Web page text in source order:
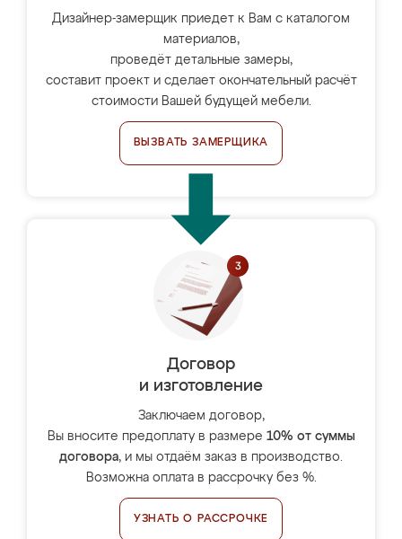
Дизайнер-замерщик приедет к Вам с каталогом
материалов,
проведёт детальные замеры,
составит проект и сделает окончательный расчёт
стоимости Вашей будущей мебели.
ВЫЗВАТЬ ЗАМЕРЩИКА
Договор
и изготовление
Заключаем договор,
Вы вносите предоплату в размере 10% от суммы
договора, и мы отдаём заказ в производство.
Возможна оплата в рассрочку без %.
УЗНАТЬ О РАССРОЧКЕ